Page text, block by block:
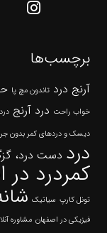
برچسب‌ها
آرنج درد تاندون مچ پا
خواب راحت درد آرنج
دیسک و دردهای کمر بدون
درد دست درد،
کمردرد در
تونل کارپ سیاتیک
فیزیکی در اصفهان مشاوره